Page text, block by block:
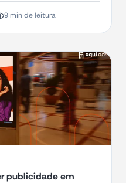
9 min de leitura
publicidade em